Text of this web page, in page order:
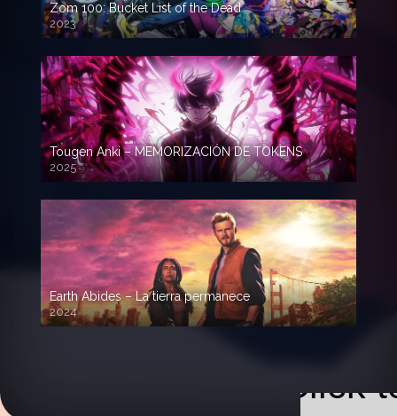
Zom 100: Bucket List of the Dead
2023
Tougen Anki – MEMORIZACIÓN DE TOKENS
2025
Earth Abides – La tierra permanece
2024